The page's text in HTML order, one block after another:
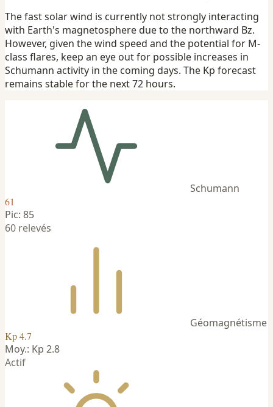
The fast solar wind is currently not strongly interacting
with Earth's magnetosphere due to the northward Bz.
However, given the wind speed and the potential for M-
class flares, keep an eye out for possible increases in
Schumann activity in the coming days. The Kp forecast
remains stable for the next 72 hours.
Schumann
61
Pic: 85
60 relevés
Géomagnétisme
Kp 4.7
Moy.: Kp 2.8
Actif